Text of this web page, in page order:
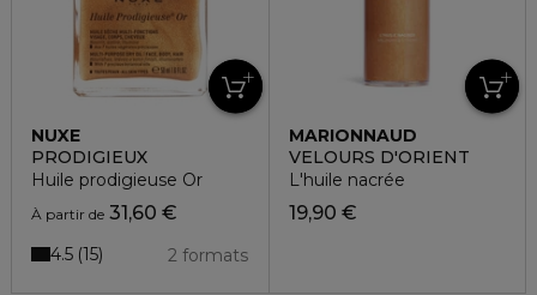
NUXE
PRODIGIEUX
Huile prodigieuse Or
À partir de 31,60 €
2 formats
4.5 15
MARIONNAUD
VELOURS D'ORIENT
L'huile nacrée
19,90 €